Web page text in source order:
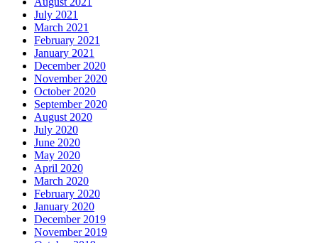
July 2021
March 2021
February 2021
January 2021
December 2020
November 2020
October 2020
September 2020
August 2020
July 2020
June 2020
May 2020
April 2020
March 2020
February 2020
January 2020
December 2019
November 2019